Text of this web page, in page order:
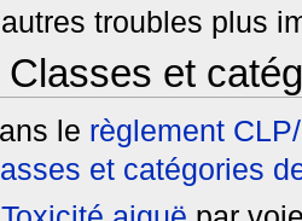
autres troubles plus
Classes et
le règlement
et catégories